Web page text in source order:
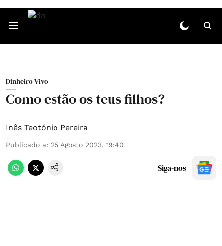
Dinheiro Vivo
Como estão os teus filhos?
Inês Teotónio Pereira
Publicado a: 25 Agosto 2023, 19:40
Siga-nos